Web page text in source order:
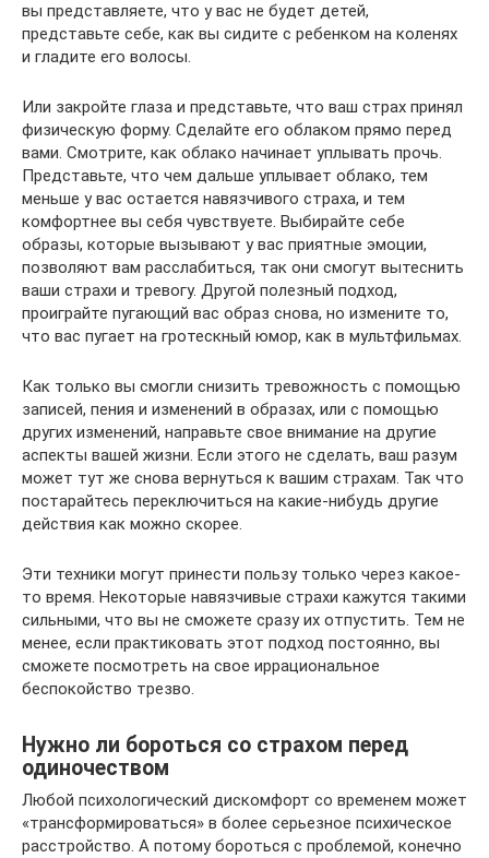
вы представляете, что у вас не будет детей,
представьте себе, как вы сидите с ребенком на коленях
и гладите его волосы.
Или закройте глаза и представьте, что ваш страх принял
физическую форму. Сделайте его облаком прямо перед
вами. Смотрите, как облако начинает уплывать прочь.
Представьте, что чем дальше уплывает облако, тем
меньше у вас остается навязчивого страха, и тем
комфортнее вы себя чувствуете. Выбирайте себе
образы, которые вызывают у вас приятные эмоции,
позволяют вам расслабиться, так они смогут вытеснить
ваши страхи и тревогу. Другой полезный подход,
проиграйте пугающий вас образ снова, но измените то,
что вас пугает на гротескный юмор, как в мультфильмах.
Как только вы смогли снизить тревожность с помощью
записей, пения и изменений в образах, или с помощью
других изменений, направьте свое внимание на другие
аспекты вашей жизни. Если этого не сделать, ваш разум
может тут же снова вернуться к вашим страхам. Так что
постарайтесь переключиться на какие-нибудь другие
действия как можно скорее.
Эти техники могут принести пользу только через какое-
то время. Некоторые навязчивые страхи кажутся такими
сильными, что вы не сможете сразу их отпустить. Тем не
менее, если практиковать этот подход постоянно, вы
сможете посмотреть на свое иррациональное
беспокойство трезво.
Нужно ли бороться со страхом перед
одиночеством
Любой психологический дискомфорт со временем может
«трансформироваться» в более серьезное психическое
расстройство. А потому бороться с проблемой, конечно